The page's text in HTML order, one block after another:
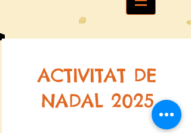
ACTIVITAT DE
NADAL 2025